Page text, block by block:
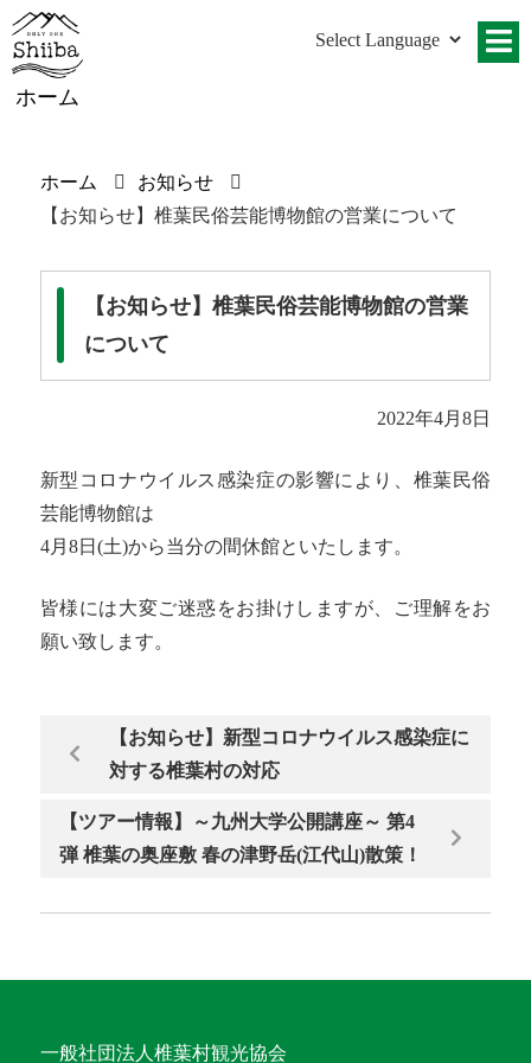
ホーム
ホーム
お知らせ
【お知らせ】椎葉民俗芸能博物館の営業について
【お知らせ】椎葉民俗芸能博物館の営業
について
2022年4月8日
新型コロナウイルス感染症の影響により、椎葉民俗
芸能博物館は
4月8日(土)から当分の間休館といたします。
皆様には大変ご迷惑をお掛けしますが、ご理解をお
願い致します。
【お知らせ】新型コロナウイルス感染症に
対する椎葉村の対応
【ツアー情報】～九州大学公開講座～ 第4
弾 椎葉の奥座敷 春の津野岳(江代山)散策！
一般社団法人椎葉村観光協会